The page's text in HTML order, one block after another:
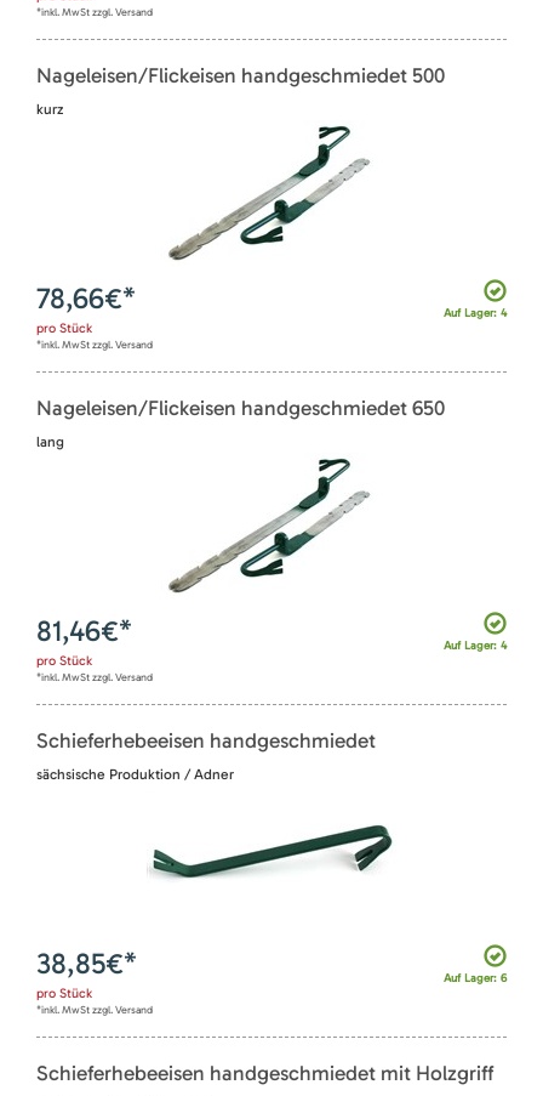
*inkl. MwSt zzgl. Versand
Nageleisen/Flickeisen handgeschmiedet 500
kurz
Auf Lager: 4
78,66€*
pro Stück
*inkl. MwSt zzgl. Versand
Nageleisen/Flickeisen handgeschmiedet 650
lang
Auf Lager: 4
81,46€*
pro Stück
*inkl. MwSt zzgl. Versand
Schieferhebeeisen handgeschmiedet
sächsische Produktion / Adner
Auf Lager: 6
38,85€*
pro Stück
*inkl. MwSt zzgl. Versand
Schieferhebeeisen handgeschmiedet mit Holzgriff